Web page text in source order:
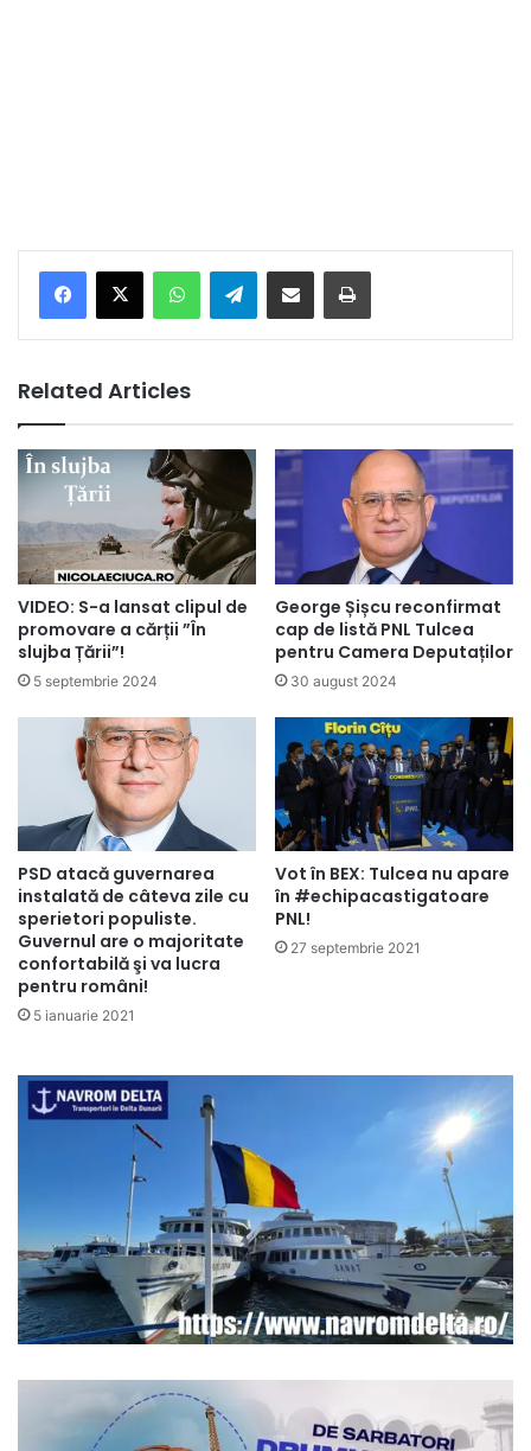
Telegram
Related Articles
VIDEO: S-a lansat clipul de
promovare a cărții ”În
slujba Țării”!
5 septembrie 2024
George Șișcu reconfirmat
cap de listă PNL Tulcea
pentru Camera Deputaților
30 august 2024
PSD atacă guvernarea
instalată de câteva zile cu
sperietori populiste.
Guvernul are o majoritate
confortabilă şi va lucra
pentru români!
5 ianuarie 2021
Vot în BEX: Tulcea nu apare
în #echipacastigatoare
PNL!
27 septembrie 2021